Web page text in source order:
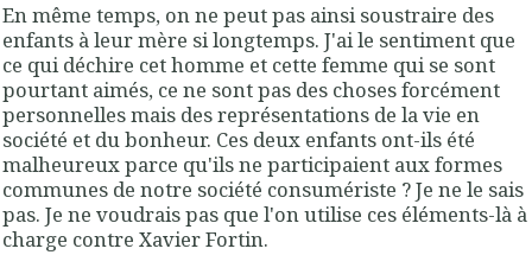
En même temps, on ne peut pas ainsi soustraire des
enfants à leur mère si longtemps. J'ai le sentiment que
ce qui déchire cet homme et cette femme qui se sont
pourtant aimés, ce ne sont pas des choses forcément
personnelles mais des représentations de la vie en
société et du bonheur. Ces deux enfants ont-ils été
malheureux parce qu'ils ne participaient aux formes
communes de notre société consumériste ? Je ne le sais
pas. Je ne voudrais pas que l'on utilise ces éléments-là à
charge contre Xavier Fortin.